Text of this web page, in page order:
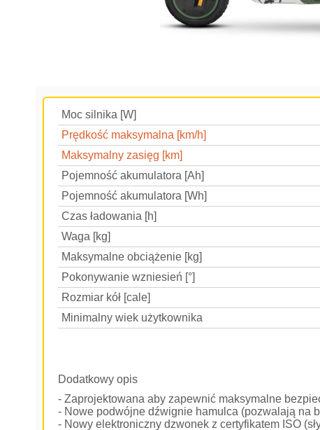
Moc silnika [W]
Prędkość maksymalna [km/h]
Maksymalny zasięg [km]
Pojemność akumulatora [Ah]
Pojemność akumulatora [Wh]
Czas ładowania [h]
Waga [kg]
Maksymalne obciążenie [kg]
Pokonywanie wzniesień [°]
Rozmiar kół [cale]
Minimalny wiek użytkownika
Dodatkowy opis
- Zaprojektowana aby zapewnić maksymalne
- Nowe podwójne dźwignie hamulca (pozwalają na
- Nowy elektroniczny dzwonek z certyfikatem ISO